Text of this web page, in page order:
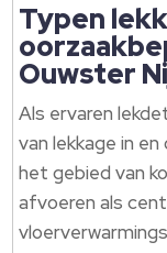
Typen
Ouwster
Als ervaren
van lekkage in
het gebied van
afvoeren als